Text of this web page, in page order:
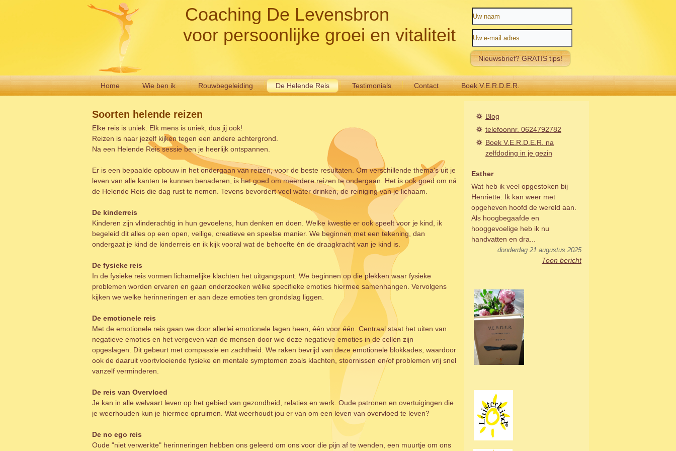
Coaching De Levensbron
voor persoonlijke groei en vitaliteit
Home Wie ben ik Rouwbegeleiding De Helende Reis Testimonials Contact Boek V.E.R.D.E.R.
Soorten helende reizen
Elke reis is uniek. Elk mens is uniek, dus jij ook!
Reizen is naar jezelf kijken tegen een andere achtergrond.
Na een Helende Reis sessie ben je heerlijk ontspannen.
Er is een bepaalde opbouw in het ondergaan van reizen, voor de beste resultaten. Om verschillende thema's uit je
leven van alle kanten te kunnen benaderen, is het goed om meerdere reizen te ondergaan. Het is ook goed om ná
de Helende Reis die dag rust te nemen. Tevens bevordert veel water drinken, de reiniging van je lichaam.
De kinderreis
Kinderen zijn vlinderachtig in hun gevoelens, hun denken en doen. Welke kwestie er ook speelt voor je kind, ik
begeleid dit alles op een open, veilige, creatieve en speelse manier. We beginnen met een tekening, dan
ondergaat je kind de kinderreis en ik kijk vooral wat de behoefte én de draagkracht van je kind is.
De fysieke reis
In de fysieke reis vormen lichamelijke klachten het uitgangspunt. We beginnen op die plekken waar fysieke
problemen worden ervaren en gaan onderzoeken wélke specifieke emoties hiermee samenhangen. Vervolgens
kijken we welke herinneringen er aan deze emoties ten grondslag liggen.
De emotionele reis
Met de emotionele reis gaan we door allerlei emotionele lagen heen, één voor één. Centraal staat het uiten van
negatieve emoties en het vergeven van de mensen door wie deze negatieve emoties in de cellen zijn
opgeslagen. Dit gebeurt met compassie en zachtheid. We raken bevrijd van deze emotionele blokkades, waardoor
ook de daaruit voortvloeiende fysieke en mentale symptomen zoals klachten, stoornissen en/of problemen vrij snel
vanzelf verminderen.
De reis van Overvloed
Je kan in alle welvaart leven op het gebied van gezondheid, relaties en werk. Oude patronen en overtuigingen die
je weerhouden kun je hiermee opruimen. Wat weerhoudt jou er van om een leven van overvloed te leven?
De no ego reis
Oude "niet verwerkte" herinneringen hebben ons geleerd om ons voor die pijn af te wenden, een muurtje om ons
Blog
telefoonnr. 0624792782
Boek V.E.R.D.E.R. na
zelfdoding in je gezin
Esther
Wat heb ik veel opgestoken bij
Henriette. Ik kan weer met
opgeheven hoofd de wereld aan.
Als hoogbegaafde en
hooggevoelige heb ik nu
handvatten en dra...
donderdag 21 augustus 2025
Toon bericht